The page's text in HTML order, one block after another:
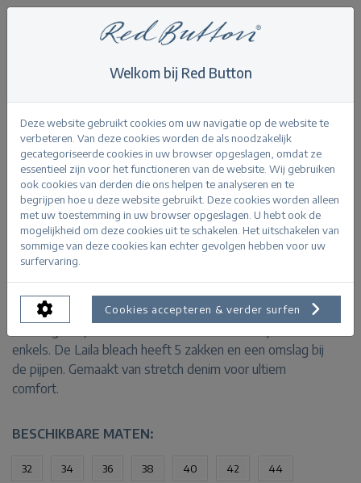
Laila bleach
Terug
Laila bleach
PRODUCTINFORMATIE
De Laila bleach is een slim fit jeans met een lichtblauwe
enkels. De Laila bleach heeft 5 zakken en een omslag bij
de pijpen. Gemaakt van stretch denim voor ultiem
comfort.
BESCHIKBARE MATEN:
32 34 36 38 40 42 44
Welkom bij Red Button
Deze website gebruikt cookies om uw navigatie op de website te
verbeteren. Van deze cookies worden de als noodzakelijk
gecategoriseerde cookies in uw browser opgeslagen, omdat ze
essentieel zijn voor het functioneren van de website. Wij gebruiken
ook cookies van derden die ons helpen te analyseren en te
begrijpen hoe u deze website gebruikt. Deze cookies worden alleen
met uw toestemming in uw browser opgeslagen. U hebt ook de
mogelijkheid om deze cookies uit te schakelen. Het uitschakelen van
sommige van deze cookies kan echter gevolgen hebben voor uw
surfervaring.
Cookies accepteren & verder surfen